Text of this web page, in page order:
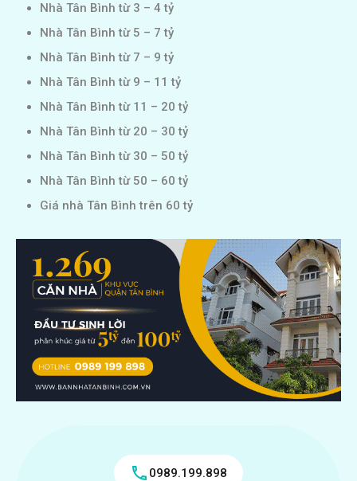
Nhà Tân Bình từ 3 – 4 tỷ
Nhà Tân Bình từ 5 – 7 tỷ
Nhà Tân Bình từ 7 – 9 tỷ
Nhà Tân Bình từ 9 – 11 tỷ
Nhà Tân Bình từ 11 – 20 tỷ
Nhà Tân Bình từ 20 – 30 tỷ
Nhà Tân Bình từ 30 – 50 tỷ
Nhà Tân Bình từ 50 – 60 tỷ
Giá nhà Tân Bình trên 60 tỷ
0989.199.898